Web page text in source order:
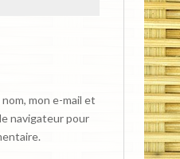
mon e-mail et
navigateur pour